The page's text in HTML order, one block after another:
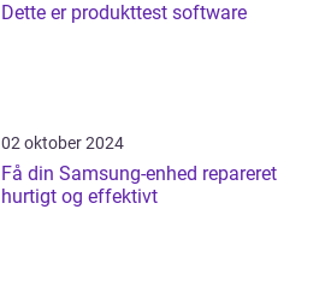
Dette er produkttest software
02 oktober 2024
Få din Samsung-enhed repareret
hurtigt og effektivt